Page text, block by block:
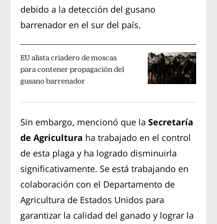
debido a la detección del gusano
barrenador en el sur del país.
EU alista criadero de moscas
para contener propagación del
gusano barrenador
Sin embargo, mencionó que laSecretaría
de Agricultura ha trabajado en el control
de esta plaga y ha logrado disminuirla
significativamente. Se está trabajando en
colaboración con el Departamento de
Agricultura de Estados Unidos para
garantizar la calidad del ganado y lograr la